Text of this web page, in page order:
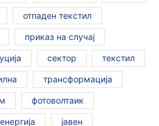
отпаден текстил
приказ на случај
сектор текстил
трансформација
фотоволтаик
јавен